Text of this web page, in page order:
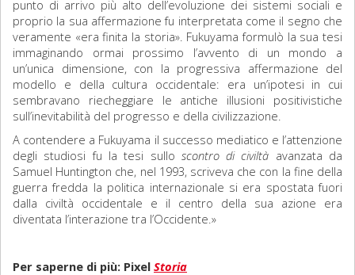
punto di arrivo più alto dell’evoluzione dei sistemi sociali e
proprio la sua affermazione fu interpretata come il segno che
veramente «era finita la storia». Fukuyama formulò la sua tesi
immaginando ormai prossimo l’avvento di un mondo a
un’unica dimensione, con la progressiva affermazione del
modello e della cultura occidentale: era un’ipotesi in cui
sembravano riecheggiare le antiche illusioni positivistiche
sull’inevitabilità del progresso e della civilizzazione.
A contendere a Fukuyama il successo mediatico e l’attenzione
degli studiosi fu la tesi sullo scontro di civiltà avanzata da
Samuel Huntington che, nel 1993, scriveva che con la fine della
guerra fredda la politica internazionale si era spostata fuori
dalla civiltà occidentale e il centro della sua azione era
diventata l’interazione tra l’Occidente.»
Per saperne di più: Pixel Storia